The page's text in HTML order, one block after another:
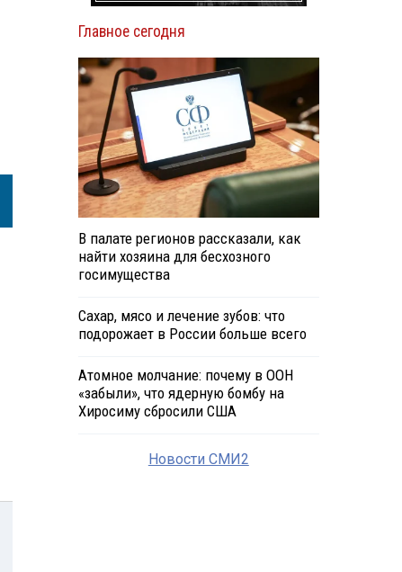
Главное сегодня
В палате регионов рассказали, как
найти хозяина для бесхозного
госимущества
Сахар, мясо и лечение зубов: что
подорожает в России больше всего
Атомное молчание: почему в ООН
«забыли», что ядерную бомбу на
Хиросиму сбросили США
Новости СМИ2